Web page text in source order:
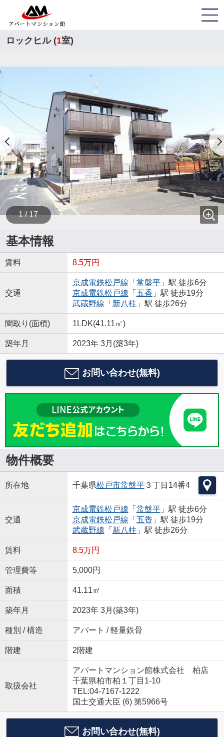
ロックヒル (1室)
1 / 17
基本情報
賃料 8.5万円
交通
京成電鉄松戸線 「 常盤平」駅 徒歩6分
京成電鉄松戸線 「 五香 」駅 徒歩19分
武蔵野線 「 新八柱 」駅 徒歩26分
間取り(面積) 1LDK(41.11㎡)
築年月 2023年 3月(築3年)
お問い合わせ(無料)
物件概要
所在地 千葉県松戸市常盤平３丁目14番4
交通
京成電鉄松戸線 「 常盤平」駅 徒歩6分
京成電鉄松戸線 「 五香 」駅 徒歩19分
武蔵野線 「 新八柱 」駅 徒歩26分
賃料 8.5万円
管理費等 5,000円
面積 41.11㎡
築年月 2023年 3月(築3年)
種別 / 構造 アパート / 軽量鉄骨
階建 2階建
取扱会社
アパートマンション館株式会社 柏店
千葉県柏市柏１丁目1-10
TEL:04-7167-1222
国土交通大臣 (6) 第5966号
お問い合わせ(無料)